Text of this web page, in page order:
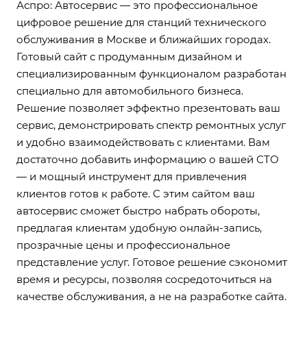
Аспро: Автосервис — это профессиональное
цифровое решение для станций технического
обслуживания в Москве и ближайших городах.
Готовый сайт с продуманным дизайном и
специализированным функционалом разработан
специально для автомобильного бизнеса.
Решение позволяет эффектно презентовать ваш
сервис, демонстрировать спектр ремонтных услуг
и удобно взаимодействовать с клиентами. Вам
достаточно добавить информацию о вашей СТО
— и мощный инструмент для привлечения
клиентов готов к работе. С этим сайтом ваш
автосервис сможет быстро набрать обороты,
предлагая клиентам удобную онлайн-запись,
прозрачные цены и профессиональное
представление услуг. Готовое решение сэкономит
время и ресурсы, позволяя сосредоточиться на
качестве обслуживания, а не на разработке сайта.